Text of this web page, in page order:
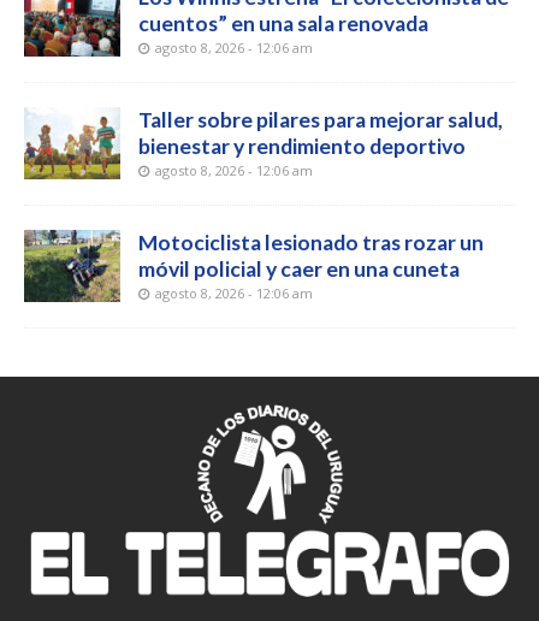
cuentos” en una sala renovada
agosto 8, 2026 - 12:06 am
Taller sobre pilares para mejorar salud,
bienestar y rendimiento deportivo
agosto 8, 2026 - 12:06 am
Motociclista lesionado tras rozar un
móvil policial y caer en una cuneta
agosto 8, 2026 - 12:06 am